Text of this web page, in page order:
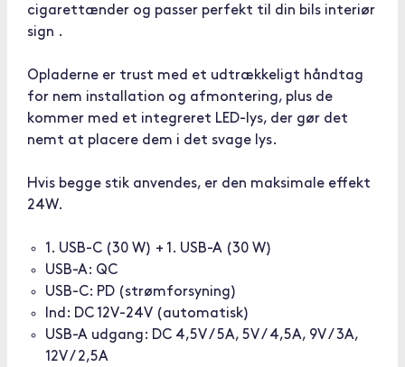
cigarettænder og passer perfekt til din bils interiør
sign .
Opladerne er trust med et udtrækkeligt håndtag
for nem installation og afmontering, plus de
kommer med et integreret LED-lys, der gør det
nemt at placere dem i det svage lys.
Hvis begge stik anvendes, er den maksimale effekt
24W.
1. USB-C (30 W) + 1. USB-A (30 W)
USB-A: QC
USB-C: PD (strømforsyning)
Ind: DC 12V-24V (automatisk)
USB-A udgang: DC 4,5V / 5A, 5V / 4,5A, 9V / 3A,
12V / 2,5A